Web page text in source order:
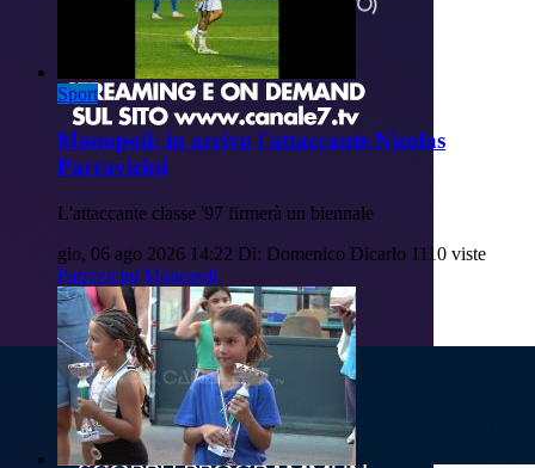
Sport
Monopoli: in arrivo l'attaccante Nicolas
Parravicini
L'attaccante classe '97 firmerà un biennale
gio, 06 ago 2026 14:22 Di: Domenico Dicarlo 1110 viste
Parravicini Monopoli